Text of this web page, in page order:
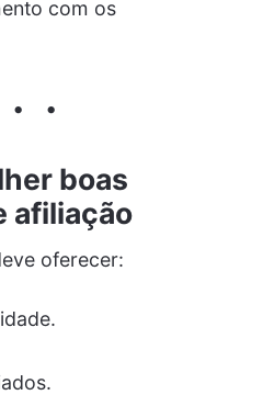
com os
boas
afiliação
oferecer: